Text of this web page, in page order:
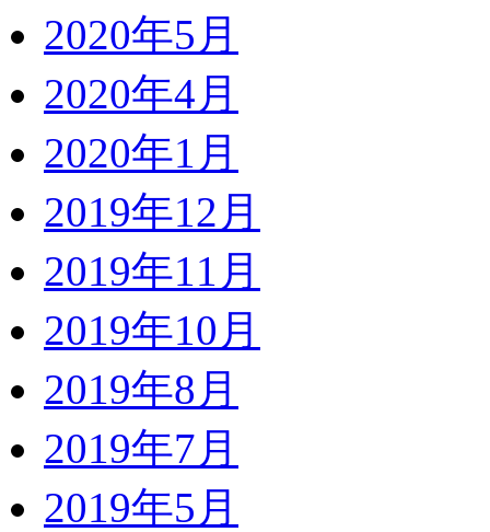
2020年5月
2020年4月
2020年1月
2019年12月
2019年11月
2019年10月
2019年8月
2019年7月
2019年5月